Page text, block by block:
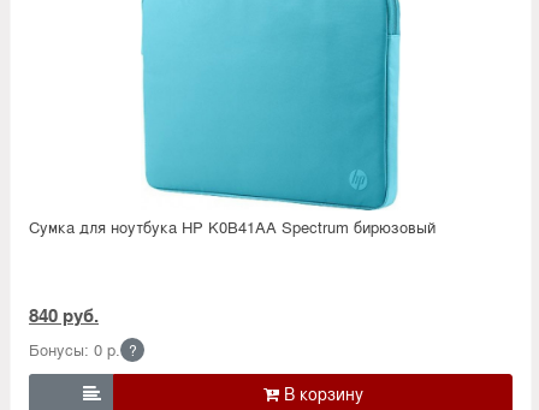
Сумка для ноутбука HP K0B41AA Spectrum бирюзовый
840 руб.
Бонусы: 0 р. ?
